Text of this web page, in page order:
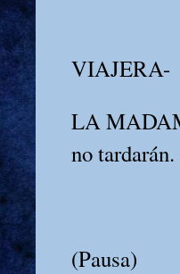
VIAJERA-
LA
no tardarán.
(Pausa)